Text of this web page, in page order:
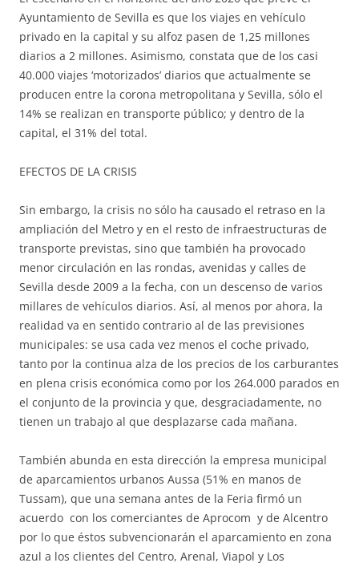
Ayuntamiento de Sevilla es que los viajes en vehículo
privado en la capital y su alfoz pasen de 1,25 millones
diarios a 2 millones. Asimismo, constata que de los casi
40.000 viajes ‘motorizados’ diarios que actualmente se
producen entre la corona metropolitana y Sevilla, sólo el
14% se realizan en transporte público; y dentro de la
capital, el 31% del total.
EFECTOS DE LA CRISIS
Sin embargo, la crisis no sólo ha causado el retraso en la
ampliación del Metro y en el resto de infraestructuras de
transporte previstas, sino que también ha provocado
menor circulación en las rondas, avenidas y calles de
Sevilla desde 2009 a la fecha, con un descenso de varios
millares de vehículos diarios. Así, al menos por ahora, la
realidad va en sentido contrario al de las previsiones
municipales: se usa cada vez menos el coche privado,
tanto por la continua alza de los precios de los carburantes
en plena crisis económica como por los 264.000 parados en
el conjunto de la provincia y que, desgraciadamente, no
tienen un trabajo al que desplazarse cada mañana.
También abunda en esta dirección la empresa municipal
de aparcamientos urbanos Aussa (51% en manos de
Tussam), que una semana antes de la Feria firmó un
acuerdo con los comerciantes de Aprocom y de Alcentro
por lo que éstos subvencionarán el aparcamiento en zona
azul a los clientes del Centro, Arenal, Viapol y Los